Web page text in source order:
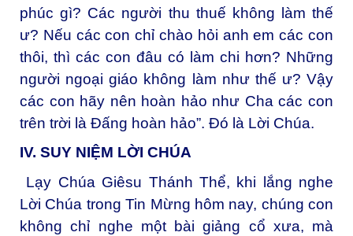
phúc gì? Các người thu thuế không làm thế
ư? Nếu các con chỉ chào hỏi anh em các con
thôi, thì các con đâu có làm chi hơn? Những
người ngoại giáo không làm như thế ư? Vậy
các con hãy nên hoàn hảo như Cha các con
trên trời là Ðấng hoàn hảo”. Ðó là Lời Chúa.
IV. SUY NIỆM LỜI CHÚA
Lạy Chúa Giêsu Thánh Thể, khi lắng nghe
Lời Chúa trong Tin Mừng hôm nay, chúng con
không chỉ nghe một bài giảng cổ xưa, mà